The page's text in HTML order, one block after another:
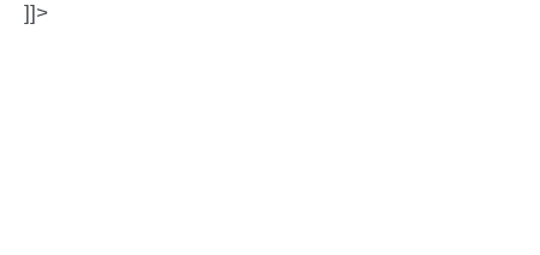
]]>